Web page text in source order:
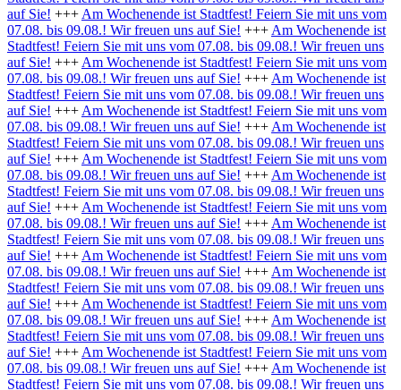
auf Sie! +++ Am Wochenende ist Stadtfest! Feiern Sie mit uns vom
07.08. bis 09.08.! Wir freuen uns auf Sie! +++ Am Wochenende ist
Stadtfest! Feiern Sie mit uns vom 07.08. bis 09.08.! Wir freuen uns
auf Sie! +++ Am Wochenende ist Stadtfest! Feiern Sie mit uns vom
07.08. bis 09.08.! Wir freuen uns auf Sie! +++ Am Wochenende ist
Stadtfest! Feiern Sie mit uns vom 07.08. bis 09.08.! Wir freuen uns
auf Sie! +++ Am Wochenende ist Stadtfest! Feiern Sie mit uns vom
07.08. bis 09.08.! Wir freuen uns auf Sie! +++ Am Wochenende ist
Stadtfest! Feiern Sie mit uns vom 07.08. bis 09.08.! Wir freuen uns
auf Sie! +++ Am Wochenende ist Stadtfest! Feiern Sie mit uns vom
07.08. bis 09.08.! Wir freuen uns auf Sie! +++ Am Wochenende ist
Stadtfest! Feiern Sie mit uns vom 07.08. bis 09.08.! Wir freuen uns
auf Sie! +++ Am Wochenende ist Stadtfest! Feiern Sie mit uns vom
07.08. bis 09.08.! Wir freuen uns auf Sie! +++ Am Wochenende ist
Stadtfest! Feiern Sie mit uns vom 07.08. bis 09.08.! Wir freuen uns
auf Sie! +++ Am Wochenende ist Stadtfest! Feiern Sie mit uns vom
07.08. bis 09.08.! Wir freuen uns auf Sie! +++ Am Wochenende ist
Stadtfest! Feiern Sie mit uns vom 07.08. bis 09.08.! Wir freuen uns
auf Sie! +++ Am Wochenende ist Stadtfest! Feiern Sie mit uns vom
07.08. bis 09.08.! Wir freuen uns auf Sie! +++ Am Wochenende ist
Stadtfest! Feiern Sie mit uns vom 07.08. bis 09.08.! Wir freuen uns
auf Sie! +++ Am Wochenende ist Stadtfest! Feiern Sie mit uns vom
07.08. bis 09.08.! Wir freuen uns auf Sie! +++ Am Wochenende ist
Stadtfest! Feiern Sie mit uns vom 07.08. bis 09.08.! Wir freuen uns